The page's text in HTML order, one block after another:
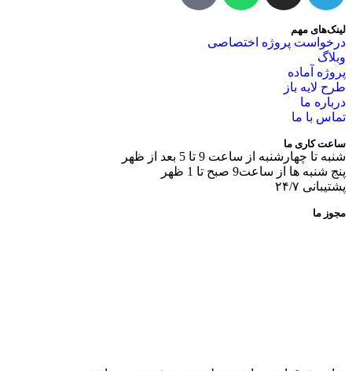
لینک‌های مهم
درخواست پروژه اختصاصی
وبلاگ
پروژه آماده
طرح لایه باز
درباره ما
تماس با ما
ساعت کاری ما
شنبه تا چهارشنبه از ساعت 9 تا 5 بعد از ظهر
پنج شنبه ها از ساعت9 صبح تا 1 ظهر
پشتیبانی ۲۴/۷
مجوز ما